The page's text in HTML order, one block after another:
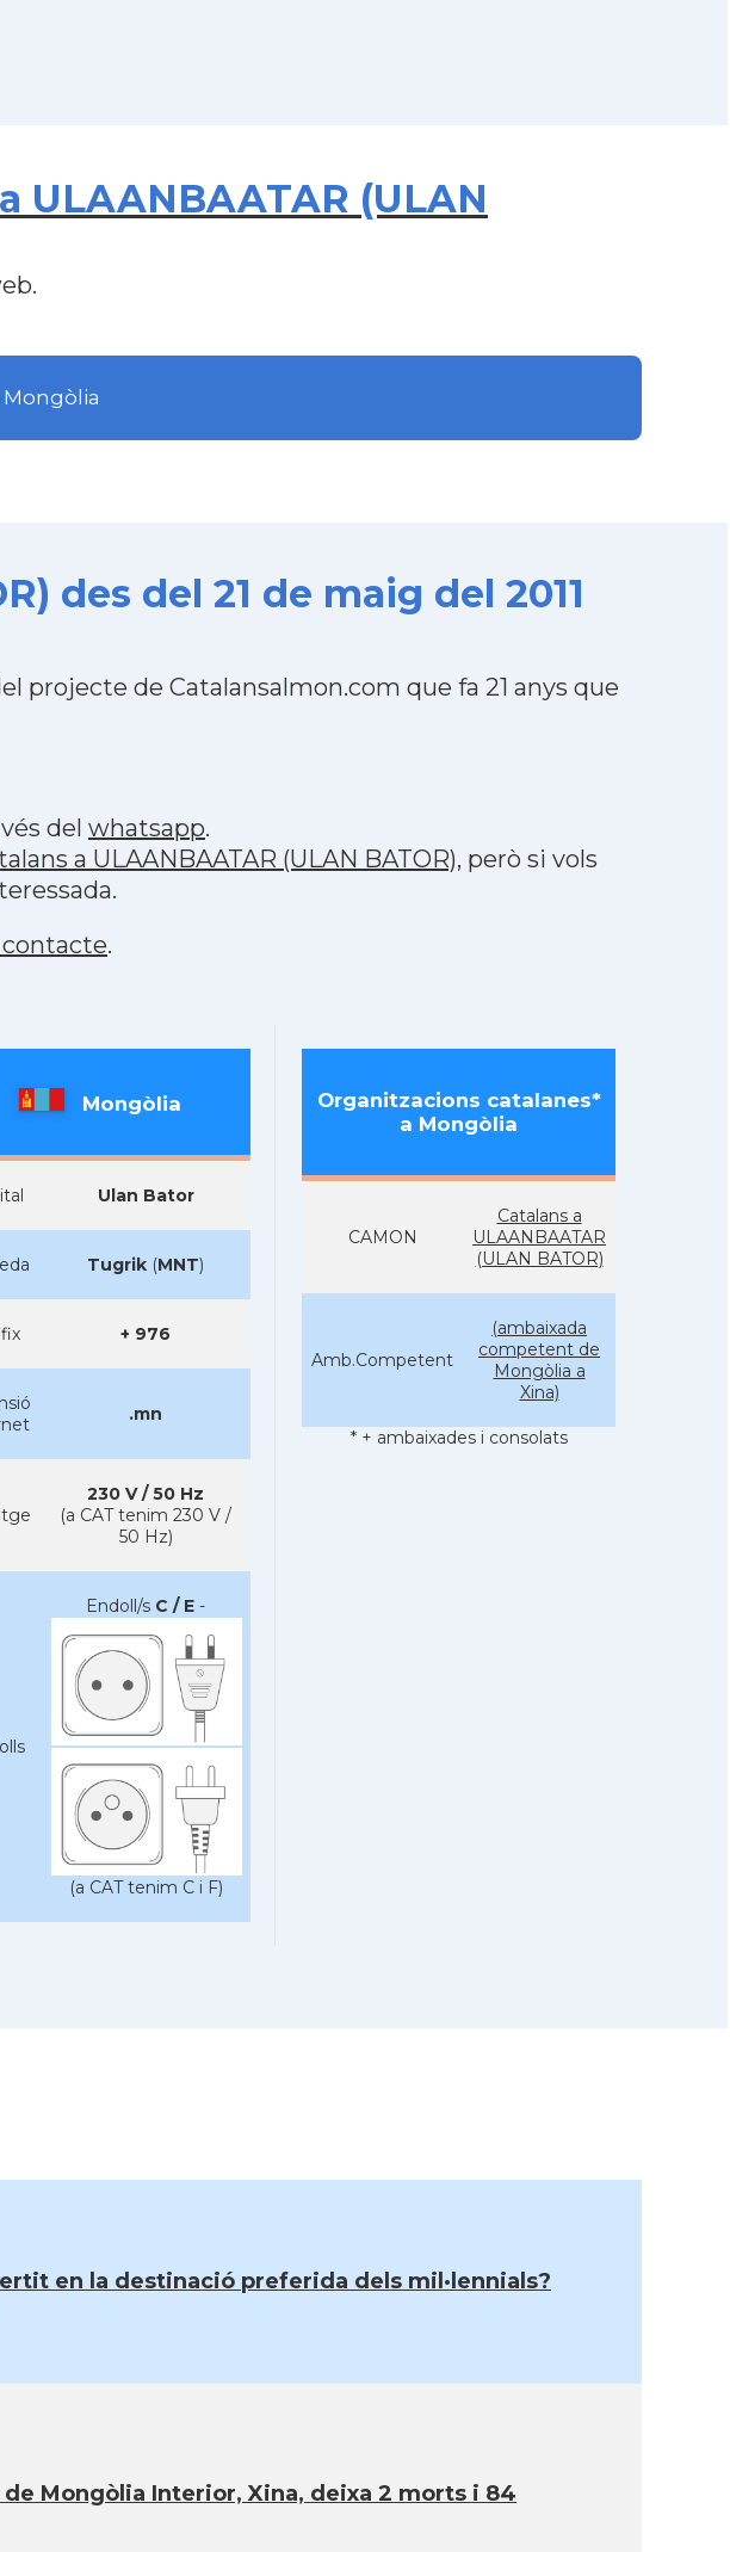
ULAANBAATAR (ULAN
des del 21 de maig del 2011
projecte de Catalansalmon.com que fa 21 anys que
del whatsapp.
a ULAANBAATAR (ULAN BATOR), però si vols
.
Mongòlia
Ulan Bator
Tugrik (MNT)
+ 976
.mn
230 V / 50 Hz
(a CAT tenim 230 V /
50 Hz)
Endoll/s C / E -
(a CAT tenim C i F)
Organitzacions catalanes*
a Mongòlia
CAMON
Catalans a
ULAANBAATAR
(ULAN BATOR)
Amb.Competent
(ambaixada
competent de
Mongòlia a
Xina)
* + ambaixades i consolats
en la destinació preferida dels mil·lennials?
Mongòlia Interior, Xina, deixa 2 morts i 84